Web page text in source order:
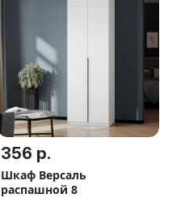
356 р.
Шкаф Версаль
распашной 8